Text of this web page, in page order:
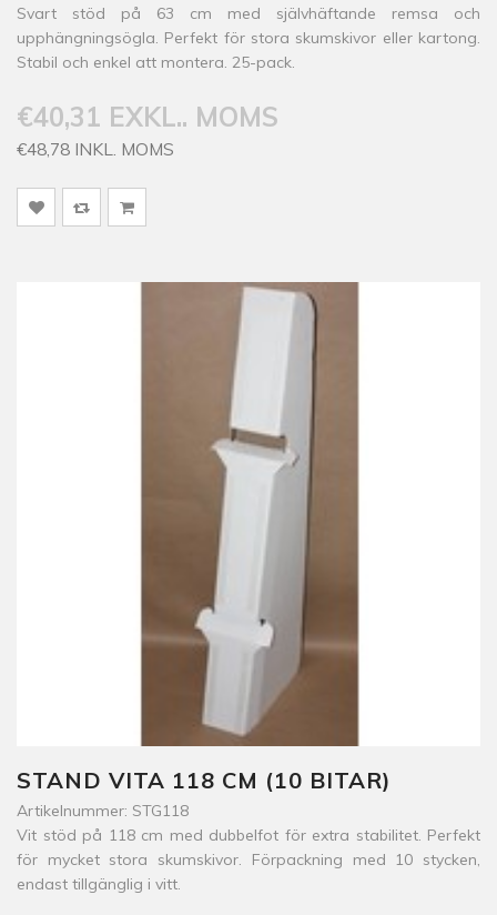
Svart stöd på 63 cm med självhäftande remsa och
upphängningsögla. Perfekt för stora skumskivor eller kartong.
Stabil och enkel att montera. 25-pack.
€40,31 EXKL.. MOMS
€48,78 INKL. MOMS
STAND VITA 118 CM (10 BITAR)
Artikelnummer: STG118
Vit stöd på 118 cm med dubbelfot för extra stabilitet. Perfekt
för mycket stora skumskivor. Förpackning med 10 stycken,
endast tillgänglig i vitt.